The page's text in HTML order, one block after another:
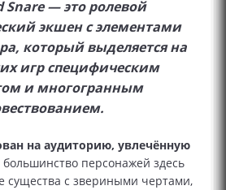
Snare — это ролевой
экшен с элементами
который выделяется на
игр специфическим
и многогранным
на аудиторию, увлечённую
большинство персонажей здесь
с звериными чертами,